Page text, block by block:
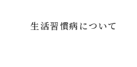
生活習慣病について